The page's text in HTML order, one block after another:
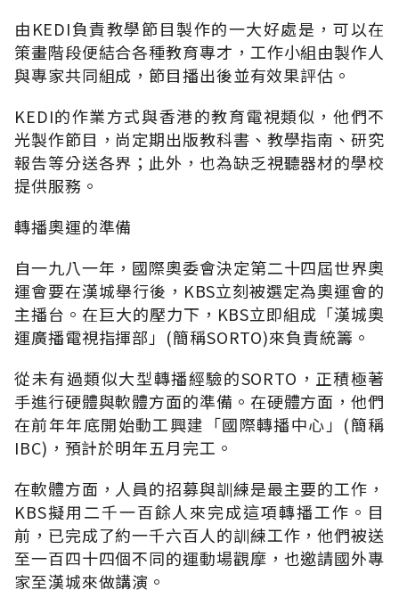
由KEDI負責教學節目製作的一大好處是，可以在
策畫階段便結合各種教育專才，工作小組由製作人
與專家共同組成，節目播出後並有效果評估。
KEDI的作業方式與香港的教育電視類似，他們不
光製作節目，尚定期出版教科書、教學指南、研究
報告等分送各界；此外，也為缺乏視聽器材的學校
提供服務。
轉播奧運的準備
自一九八一年，國際奧委會決定第二十四屆世界奧
運會要在漢城舉行後，KBS立刻被選定為奧運會的
主播台。在巨大的壓力下，KBS立即組成「漢城奧
運廣播電視指揮部」(簡稱SORTO)來負責統籌。
從未有過類似大型轉播經驗的SORTO，正積極著
手進行硬體與軟體方面的準備。在硬體方面，他們
在前年年底開始動工興建「國際轉播中心」(簡稱
IBC)，預計於明年五月完工。
在軟體方面，人員的招募與訓練是最主要的工作，
KBS擬用二千一百餘人來完成這項轉播工作。目
前，已完成了約一千六百人的訓練工作，他們被送
至一百四十四個不同的運動場觀摩，也邀請國外專
家至漢城來做講演。